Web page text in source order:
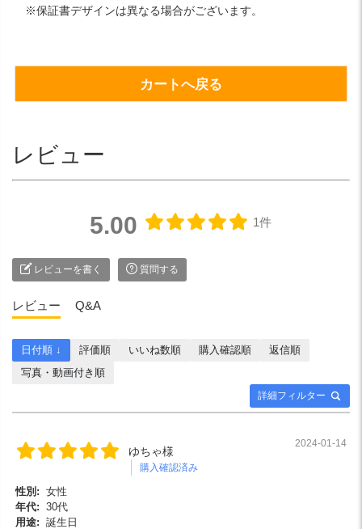
※保証書デザインは異なる場合がございます。
カートへ戻る
レビュー
5.00 1件
レビューを書く 質問する
レビュー Q&A
詳細フィルター
日付順 ↓ 評価順 いいね数順 購入確認順
返信順
写真・動画付き順
ゆちゃ様
購入確認済み
2024-01-14
性別: 女性
年代: 30代
用途: 誕生日